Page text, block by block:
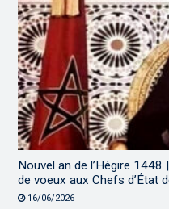
Nouvel an de l’Hégire
de voeux aux Chefs d’État
16/06/2026